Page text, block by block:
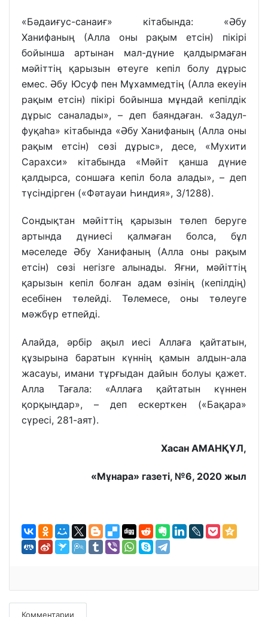
«Бәдаиғус-санаиғ» кітабында: «Әбу
Ханифаның (Алла оны рақым етсін) пікірі
бойынша артынан мал-дүние қалдырмаған
мәйіттің қарызын өтеуге кепіл болу дұрыс
емес. Әбу Юсуф пен Мұхаммедтің (Алла екеуін
рақым етсін) пікірі бойынша мұндай кепілдік
дұрыс саналады», – деп баяндаған. «Задул-
фуқаһа» кітабында «Әбу Ханифаның (Алла оны
рақым етсін) сөзі дұрыс», десе, «Мухити
Сарахси» кітабында «Мәйіт қанша дүние
қалдырса, соншаға кепіл бола алады», – деп
түсіндірген («Фәтауаи Һиндия», 3/1288).
Сондықтан мәйіттің қарызын төлеп беруге
артында дүниесі қалмаған болса, бұл
мәселеде Әбу Ханифаның (Алла оны рақым
етсін) сөзі негізге алынады. Яғни, мәйіттің
қарызын кепіл болған адам өзінің (кепілдің)
есебінен төлейді. Төлемесе, оны төлеуге
мәжбүр етпейді.
Алайда, әрбір ақыл иесі Аллаға қайтатын,
құзырына баратын күннің қамын алдын-ала
жасауы, имани тұрғыдан дайын болуы қажет.
Алла Тағала: «Аллаға қайтатын күннен
қорқыңдар», – деп ескерткен («Бақара»
сүресі, 281-аят).
Хасан АМАНҚҰЛ,
«Мұнара» газеті, №6, 2020 жыл
Комментарии